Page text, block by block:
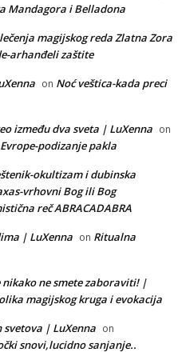
Mandagora i Belladona
magijskog reda Zlatna Zora
arhanđeli zaštite
on Noć veštica-kada preci
između dva sveta | LuXenna on
podizanje pakla
okultizam i dubinska
vrhovni Bog ili Bog
reč ABRACADABRA
| LuXenna on Ritualna
nikako ne smete zaboraviti! |
magijskog kruga i evokacija
| LuXenna on
snovi,lucidno sanjanje..